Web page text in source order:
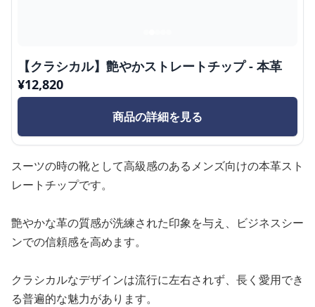
【クラシカル】艶やかストレートチップ - 本革
¥12,820
商品の詳細を見る
スーツの時の靴として高級感のあるメンズ向けの本革スト
レートチップです。
艶やかな革の質感が洗練された印象を与え、ビジネスシー
ンでの信頼感を高めます。
クラシカルなデザインは流行に左右されず、長く愛用でき
る普遍的な魅力があります。